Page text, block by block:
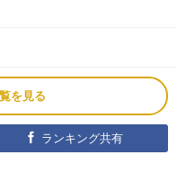
を見る
ランキング共有